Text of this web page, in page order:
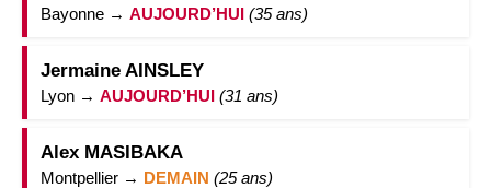
Bayonne → AUJOURD’HUI (35 ans)
Jermaine AINSLEY
Lyon → AUJOURD’HUI (31 ans)
Alex MASIBAKA
Montpellier → DEMAIN (25 ans)